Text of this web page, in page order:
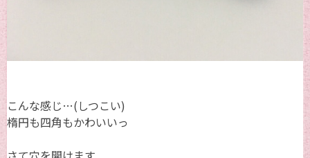
こんな感じ…(しつこい)
楕円も四角もかわいいっ